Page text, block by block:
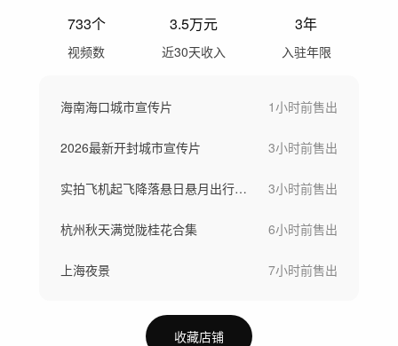
733个
视频数
3.5万元
近30天收入
3年
入驻年限
海南海口城市宣传片 1小时前售出
2026最新开封城市宣传片 3小时前售出
实拍飞机起飞降落悬日悬月出行春节回家 3小时前售出
杭州秋天满觉陇桂花合集 6小时前售出
上海夜景 7小时前售出
收藏店铺